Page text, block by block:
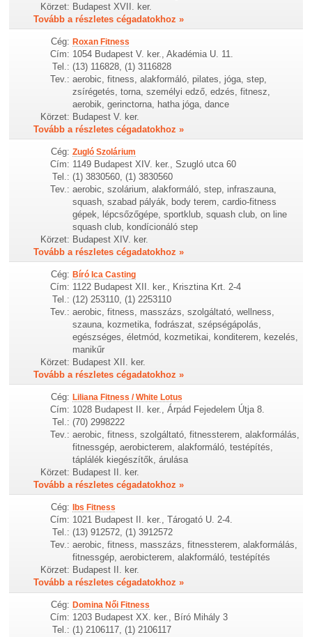
Körzet: Budapest XVII. ker.
Tovább a részletes cégadatokhoz »
Cég: Roxan Fitness
Cím: 1054 Budapest V. ker., Akadémia U. 11.
Tel.: (13) 116828, (1) 3116828
Tev.: aerobic, fitness, alakformáló, pilates, jóga, step,
zsírégetés, torna, személyi edző, edzés, fitnesz,
aerobik, gerinctorna, hatha jóga, dance
Körzet: Budapest V. ker.
Tovább a részletes cégadatokhoz »
Cég: Zugló Szolárium
Cím: 1149 Budapest XIV. ker., Szugló utca 60
Tel.: (1) 3830560, (1) 3830560
Tev.: aerobic, szolárium, alakformáló, step, infraszauna,
squash, szabad pályák, body terem, cardio-fitness
gépek, lépcsőzőgépe, sportklub, squash club, on line
squash club, kondícionáló step
Körzet: Budapest XIV. ker.
Tovább a részletes cégadatokhoz »
Cég: Bíró Ica Casting
Cím: 1122 Budapest XII. ker., Krisztina Krt. 2-4
Tel.: (12) 253110, (1) 2253110
Tev.: aerobic, fitness, masszázs, szolgáltató, wellness,
szauna, kozmetika, fodrászat, szépségápolás,
egészséges, életmód, kozmetikai, konditerem, kezelés,
manikűr
Körzet: Budapest XII. ker.
Tovább a részletes cégadatokhoz »
Cég: Liliana Fitness / White Lotus
Cím: 1028 Budapest II. ker., Árpád Fejedelem Útja 8.
Tel.: (70) 2998222
Tev.: aerobic, fitness, szolgáltató, fitnessterem, alakformálás,
fitnessgép, aerobicterem, alakformáló, testépítés,
táplálék kiegészítők, árulása
Körzet: Budapest II. ker.
Tovább a részletes cégadatokhoz »
Cég: Ibs Fitness
Cím: 1021 Budapest II. ker., Tárogató U. 2-4.
Tel.: (13) 912572, (1) 3912572
Tev.: aerobic, fitness, masszázs, fitnessterem, alakformálás,
fitnessgép, aerobicterem, alakformáló, testépítés
Körzet: Budapest II. ker.
Tovább a részletes cégadatokhoz »
Cég: Domina Női Fitness
Cím: 1203 Budapest XX. ker., Bíró Mihály 3
Tel.: (1) 2106117, (1) 2106117